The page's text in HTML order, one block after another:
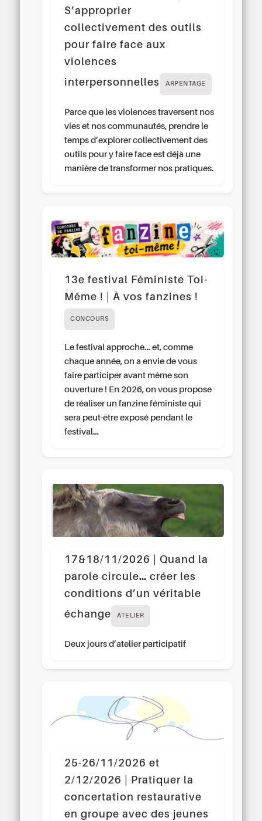
S’approprier
collectivement des outils
pour faire face aux
violences
interpersonnelles
ARPENTAGE
Parce que les violences traversent nos
vies et nos communautés, prendre le
temps d’explorer collectivement des
outils pour y faire face est déjà une
manière de transformer nos pratiques.
13e festival Féministe Toi-
Même ! | À vos fanzines !
CONCOURS
Le festival approche… et, comme
chaque année, on a envie de vous
faire participer avant même son
ouverture ! En 2026, on vous propose
de réaliser un fanzine féministe qui
sera peut-être exposé pendant le
festival…
17&18/11/2026 | Quand la
parole circule… créer les
conditions d’un véritable
échange
ATELIER
Deux jours d’atelier participatif
25-26/11/2026 et
2/12/2026 | Pratiquer la
concertation restaurative
en groupe avec des jeunes